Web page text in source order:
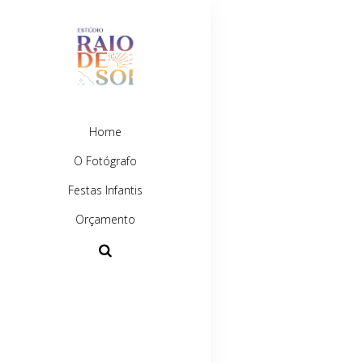
Home
O Fotógrafo
Festas Infantis
Orçamento